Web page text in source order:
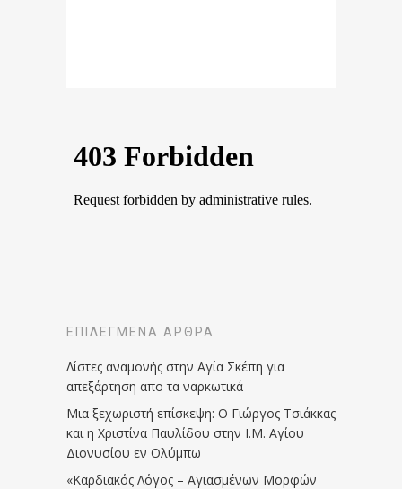
ΕΠΙΛΕΓΜΈΝΑ ΆΡΘΡΑ
Λίστες αναμονής στην Αγία Σκέπη για
απεξάρτηση απο τα ναρκωτικά
Μια ξεχωριστή επίσκεψη: Ο Γιώργος Τσιάκκας
και η Χριστίνα Παυλίδου στην Ι.Μ. Αγίου
Διονυσίου εν Ολύμπω
«Καρδιακός Λόγος – Αγιασμένων Μορφών